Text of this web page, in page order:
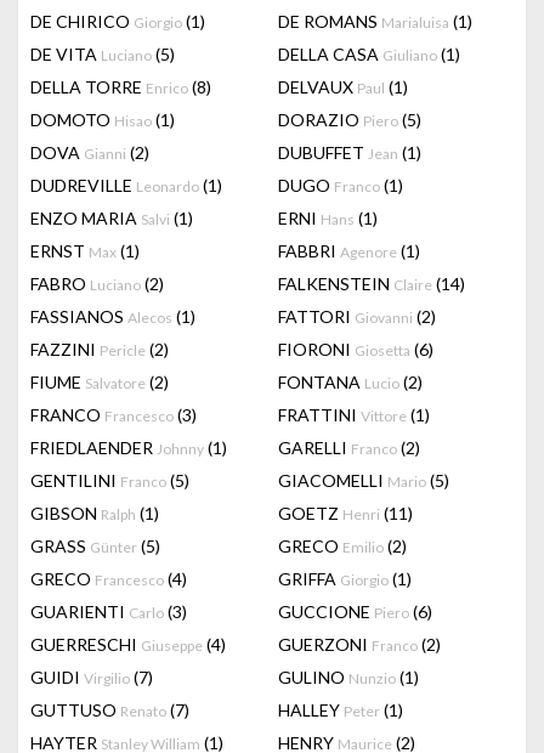
DE CHIRICO Giorgio (1) DE ROMANS Marialuisa (1)
DE VITA Luciano (5) DELLA CASA Giuliano (1)
DELLA TORRE Enrico (8) DELVAUX Paul (1)
DOMOTO Hisao (1) DORAZIO Piero (5)
DOVA Gianni (2) DUBUFFET Jean (1)
DUDREVILLE Leonardo (1) DUGO Franco (1)
ENZO MARIA Salvi (1) ERNI Hans (1)
ERNST Max (1) FABBRI Agenore (1)
FABRO Luciano (2) FALKENSTEIN Claire (14)
FASSIANOS Alecos (1) FATTORI Giovanni (2)
FAZZINI Pericle (2) FIORONI Giosetta (6)
FIUME Salvatore (2) FONTANA Lucio (2)
FRANCO Francesco (3) FRATTINI Vittore (1)
FRIEDLAENDER Johnny (1) GARELLI Franco (2)
GENTILINI Franco (5) GIACOMELLI Mario (5)
GIBSON Ralph (1) GOETZ Henri (11)
GRASS Günter (5) GRECO Emilio (2)
GRECO Francesco (4) GRIFFA Giorgio (1)
GUARIENTI Carlo (3) GUCCIONE Piero (6)
GUERRESCHI Giuseppe (4) GUERZONI Franco (2)
GUIDI Virgilio (7) GULINO Nunzio (1)
GUTTUSO Renato (7) HALLEY Peter (1)
HAYTER Stanley William (1) HENRY Maurice (2)